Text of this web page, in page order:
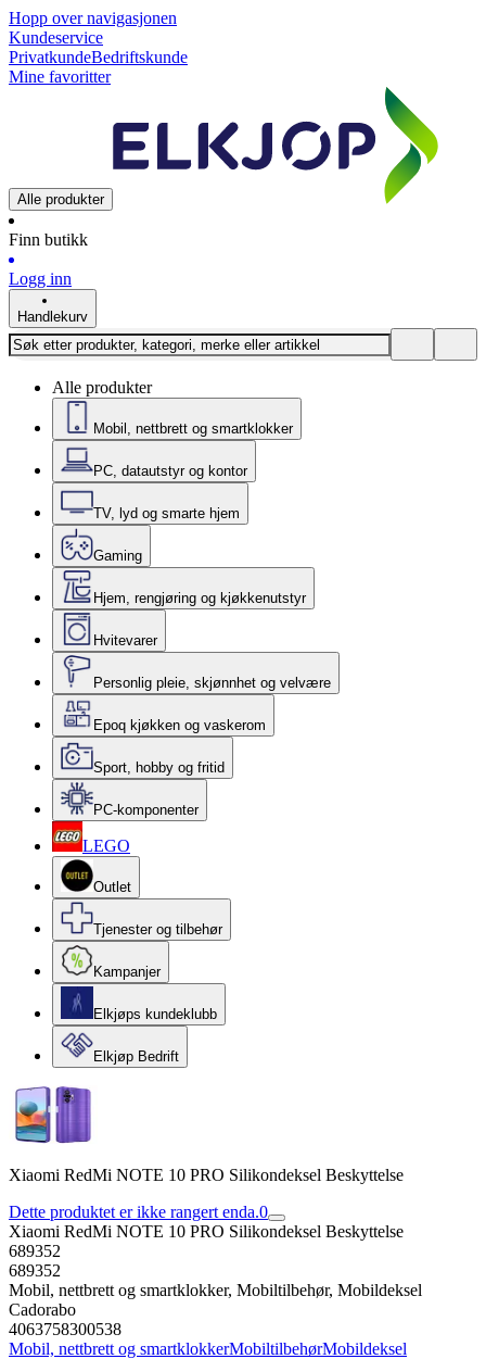
Hopp over navigasjonen
Kundeservice
PrivatkundeBedriftskunde
Mine favoritter
Alle produkter
Finn butikk
Logg inn
Handlekurv
Alle produkter
Mobil, nettbrett og smartklokker
PC, datautstyr og kontor
TV, lyd og smarte hjem
Gaming
Hjem, rengjøring og kjøkkenutstyr
Hvitevarer
Personlig pleie, skjønnhet og velvære
Epoq kjøkken og vaskerom
Sport, hobby og fritid
PC-komponenter
LEGO
Outlet
Tjenester og tilbehør
Kampanjer
Elkjøps kundeklubb
Elkjøp Bedrift
Xiaomi RedMi NOTE 10 PRO Silikondeksel Beskyttelse
Dette produktet er ikke rangert enda.0
Xiaomi RedMi NOTE 10 PRO Silikondeksel Beskyttelse
689352
689352
Mobil, nettbrett og smartklokker, Mobiltilbehør, Mobildeksel
Cadorabo
4063758300538
Mobil, nettbrett og smartklokkerMobiltilbehørMobildeksel